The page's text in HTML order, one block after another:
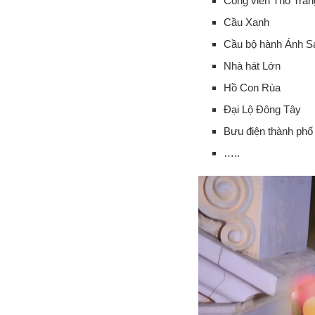
Cầu Xanh
Cầu bộ hành Ánh
Nhà hát Lớn
Hồ Con Rùa
Đại Lộ Đông Tây
Bưu điện thành phố
…..